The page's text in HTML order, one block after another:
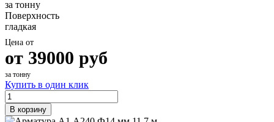
за тонну
Поверхность
гладкая
Цена от
от 39000 руб
за тонну
Купить в один клик
В корзину